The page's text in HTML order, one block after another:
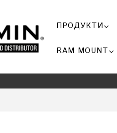
ПРОДУКТИ
RAM MOUNT